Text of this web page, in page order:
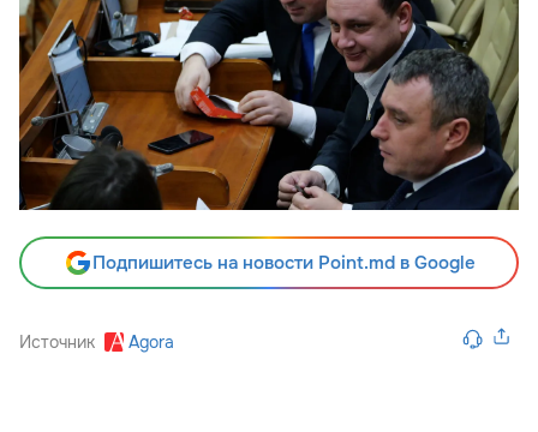
Подпишитесь на новости Point.md в Google
Источник Agora